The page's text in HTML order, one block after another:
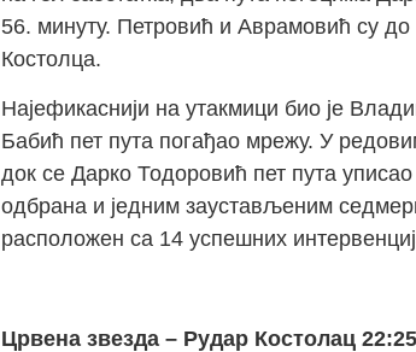
56. минуту. Петровић и Аврамовић су
Костолца.
Најефикаснији на утакмици био је
Бабић пет пута погађао мрежу. У
док се Дарко Тодоровић пет пута
одбрана и једним заустављеним
расположен са 14 успешних
Црвена звезда – Рудар Костолац